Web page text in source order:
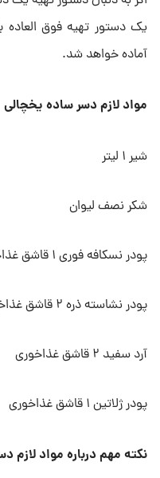
یک دستور تهیه فوق العاده
آماده خواهد شد.
مواد لازم دسر ساده یخچالی
شیر ۱ لیتر
شکر نصف لیوان
پودر نسکافه فوری ۱ قاشق غذاخوری
پودر نشاسته ذره ۲ قاشق غذاخوری
آرد سفید ۲ قاشق غذاخوری
پودر ژلاتین ۱ قاشق غذاخوری
نکته مهم درباره مواد لازم